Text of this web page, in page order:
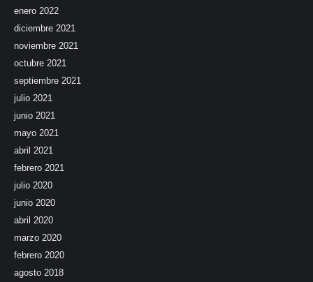
enero 2022
diciembre 2021
noviembre 2021
octubre 2021
septiembre 2021
julio 2021
junio 2021
mayo 2021
abril 2021
febrero 2021
julio 2020
junio 2020
abril 2020
marzo 2020
febrero 2020
agosto 2018